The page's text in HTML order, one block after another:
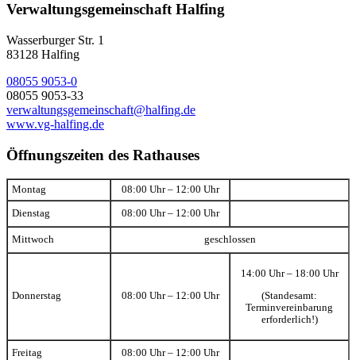
Verwaltungsgemeinschaft Halfing
Wasserburger Str. 1
83128 Halfing
08055 9053-0
08055 9053-33
verwaltungsgemeinschaft@halfing.de
www.vg-halfing.de
Öffnungszeiten des Rathauses
Montag 08:00 Uhr – 12:00 Uhr
Dienstag 08:00 Uhr – 12:00 Uhr
Mittwoch geschlossen
Donnerstag 08:00 Uhr – 12:00 Uhr
14:00 Uhr – 18:00 Uhr
(Standesamt:
Terminvereinbarung
erforderlich!)
Freitag 08:00 Uhr – 12:00 Uhr